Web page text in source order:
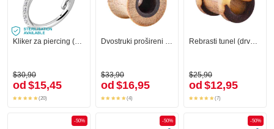
Kliker za piercing (kirurški čelik, srebrna, sjajna završna obrada) s kristalnim kamenjem
$30,90
od $15,45
(20)
Dvostruki prošireni tunel (drvo)
$33,90
od $16,95
(4)
Rebrasti tunel (drvo) s smolom
$25,90
od $12,95
(7)
-50% -50% -50%